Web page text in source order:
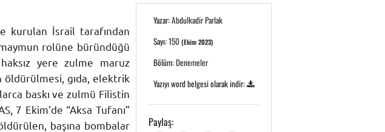
Yazar:Abdulkadir Parlak
Sayı:150(Ekim 2023)
Bölüm:Denemeler
Yazıyı word belgesi olarak indir:
Paylaş:
kurulan İsrail tarafından
rolüne büründüğü
yere zulme maruz
öldürülmesi, gıda, elektrik
baskı ve zulmü Filistin
7 Ekim’de “Aksa Tufanı”
başına bombalar